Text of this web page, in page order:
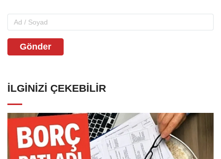
Gönder
İLGINIZI ÇEKEBILIR